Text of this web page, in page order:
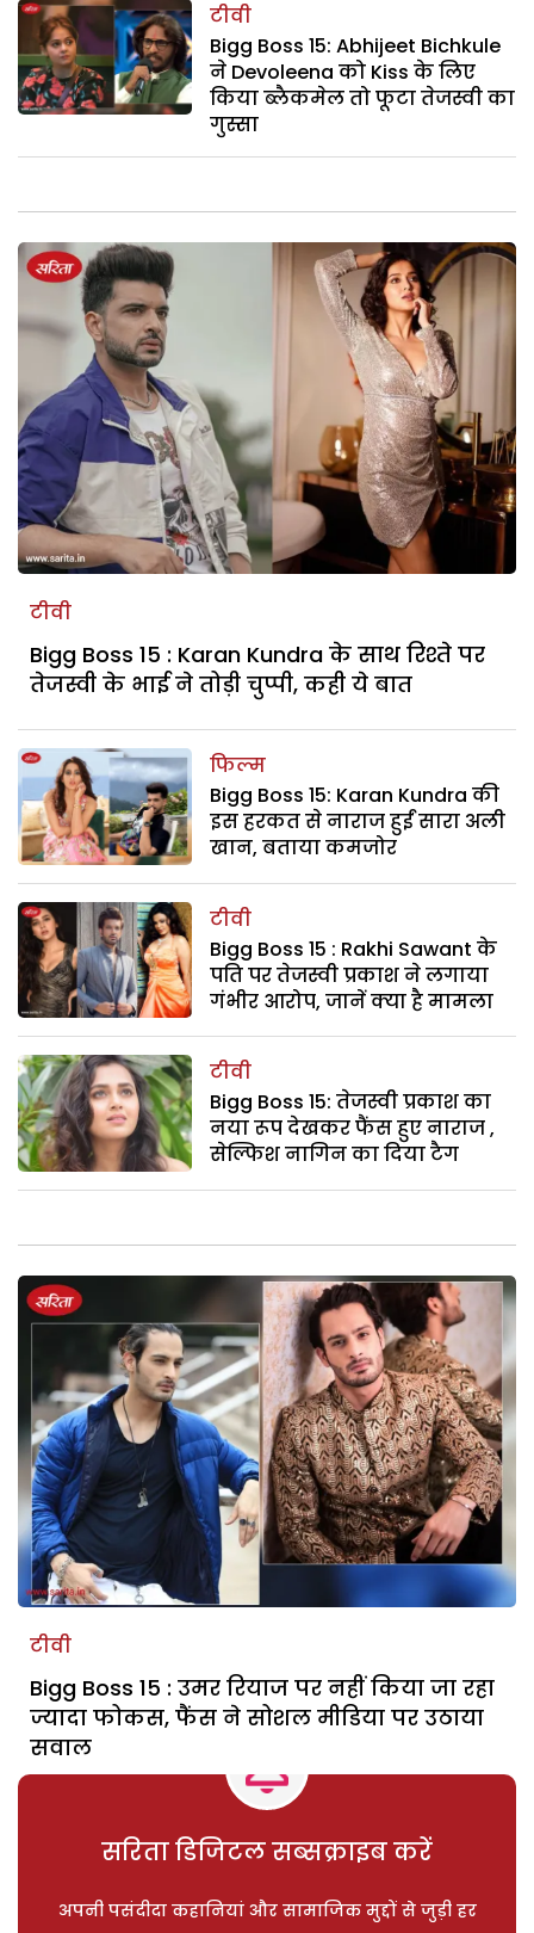
टीवी
Bigg Boss 15: Abhijeet Bichkule
ने Devoleena को Kiss के लिए
किया ब्लैकमेल तो फूटा तेजस्वी का
गुस्सा
टीवी
Bigg Boss 15 : Karan Kundra के साथ रिश्ते पर
तेजस्वी के भाई ने तोड़ी चुप्पी, कही ये बात
फिल्म
Bigg Boss 15: Karan Kundra की
इस हरकत से नाराज हुईं सारा अली
खान, बताया कमजोर
टीवी
Bigg Boss 15 : Rakhi Sawant के
पति पर तेजस्वी प्रकाश ने लगाया
गंभीर आरोप, जानें क्या है मामला
टीवी
Bigg Boss 15: तेजस्वी प्रकाश का
नया रूप देखकर फैंस हुए नाराज ,
सेल्फिश नागिन का दिया टैग
टीवी
Bigg Boss 15 : उमर रियाज पर नहीं किया जा रहा
ज्यादा फोकस, फैंस ने सोशल मीडिया पर उठाया
सवाल
सरिता डिजिटल सब्सक्राइब करें
अपनी पसंदीदा कहानियां और सामाजिक मुद्दों से जुड़ी हर